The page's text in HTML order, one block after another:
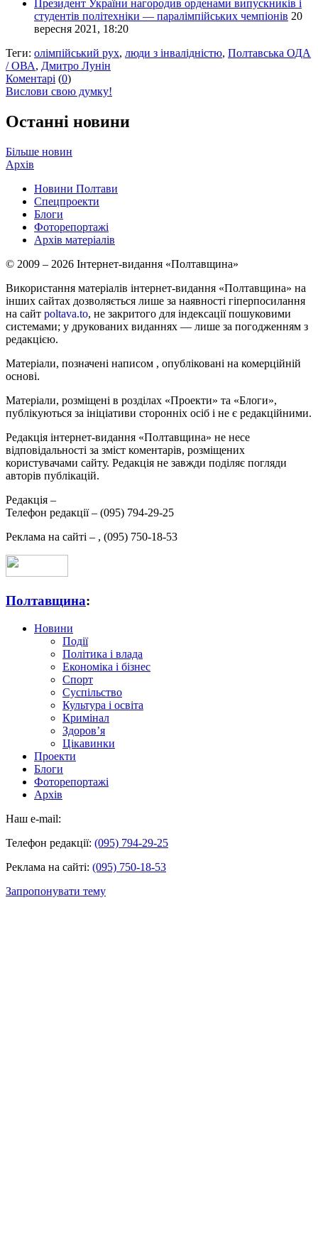
Президент України нагородив орденами випускників і
студентів політехніки — паралімпійських чемпіонів 20
вересня 2021, 18:20
Теги: олімпійський рух, люди з інвалідністю, Полтавська ОДА
/ ОВА, Дмитро Лунін
Коментарі (0)
Вислови свою думку!
Останні новини
Більше новин
Архів
Новини Полтави
Спецпроекти
Блоги
Фоторепортажі
Архів матеріалів
© 2009 – 2026 Інтернет-видання «Полтавщина»
Використання матеріалів інтернет-видання «Полтавщина» на
інших сайтах дозволяється лише за наявності гіперпосилання
на сайт poltava.to, не закритого для індексації пошуковими
системами; у друкованих виданнях — лише за погодженням з
редакцією.
Матеріали, позначені написом , опубліковані на комерційній
основі.
Матеріали, розміщені в розділах «Проекти» та «Блоги»,
публікуються за ініціативи сторонніх осіб і не є редакційними.
Редакція інтернет-видання «Полтавщина» не несе
відповідальності за зміст коментарів, розміщених
користувачами сайту. Редакція не завжди поділяє погляди
авторів публікацій.
Редакція –
Телефон редакції – (095) 794-29-25
Реклама на сайті – , (095) 750-18-53
Полтавщина:
Новини
Події
Політика і влада
Економіка і бізнес
Спорт
Суспільство
Культура і освіта
Кримінал
Здоров’я
Цікавинки
Проекти
Блоги
Фоторепортажі
Архів
Наш e-mail:
Телефон редакції: (095) 794-29-25
Реклама на сайті: (095) 750-18-53
Запропонувати тему